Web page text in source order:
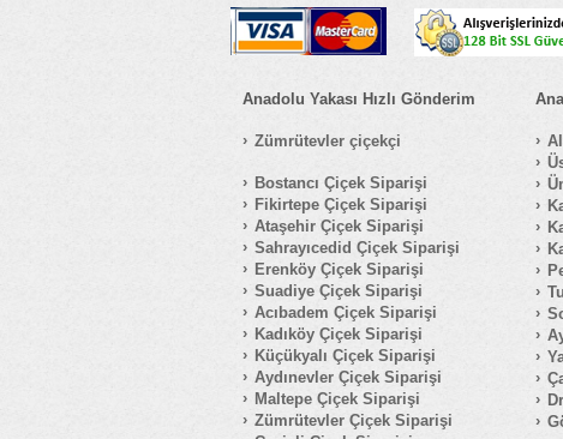
Anadolu Yakası Hızlı Gönderim
Zümrütevler çiçekçi
Bostancı Çiçek Siparişi
Fikirtepe Çiçek Siparişi
Ataşehir Çiçek Siparişi
Sahrayıcedid Çiçek Siparişi
Erenköy Çiçek Siparişi
Suadiye Çiçek Siparişi
Acıbadem Çiçek Siparişi
Kadıköy Çiçek Siparişi
Küçükyalı Çiçek Siparişi
Aydınevler Çiçek Siparişi
Maltepe Çiçek Siparişi
Zümrütevler Çiçek Siparişi